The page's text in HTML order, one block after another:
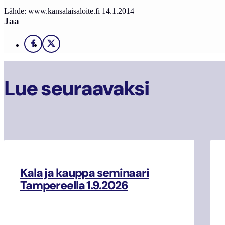
Lähde: www.kansalaisaloite.fi 14.1.2014
Jaa
Facebook
X
Lue seuraavaksi
Kala ja kauppa seminaari
Tampereella 1.9.2026